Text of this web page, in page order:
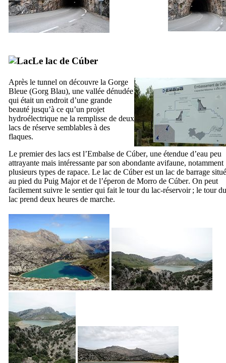
Le lac de Cúber
Après le tunnel on découvre la Gorge
Bleue (Gorg Blau), une vallée dénudée
qui était un endroit d’une grande
beauté jusqu’à ce qu’un projet
hydroélectrique ne la remplisse de deux
lacs de réserve semblables à des
flaques.
Le premier des lacs est l’Embalse de Cúber, une étendue d’eau peu
attrayante mais intéressante par son abondante avifaune, notamment
plusieurs types de rapace. Le lac de Cúberest un lac de barrage situé
au pied du Puig Majoret de l’éperon de Morro de Cúber. On peut
facilement suivre le sentier qui fait le tour du lac-réservoir ; le tour du
lac prend deux heures de marche.